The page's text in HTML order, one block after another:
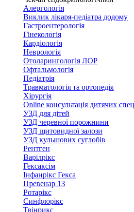
Алергологія
Виклик лікаря-педіатра додому
Гастроентерологія
Гінекологія
Кардіологія
Неврологія
Отоларингологія ЛОР
Офтальмологія
Педіатрія
Травматологія та ортопедія
Хірургія
Online консультація дитячих
УЗД для дітей
УЗД черевної порожнини
УЗД щитовидної залози
УЗД кульшових суглобів
Рентген
Варілрікс
Гексаксім
Інфанрікс Гекса
Превенар 13
Ротарікс
Синфлорікс
Твінрикс